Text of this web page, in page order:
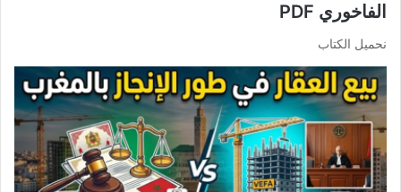
الفاخوري PDF
نحميل الكتاب